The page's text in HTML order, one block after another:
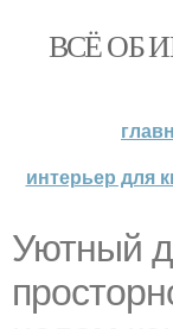
ВСЁ ОБ
интерьер для
Уютный